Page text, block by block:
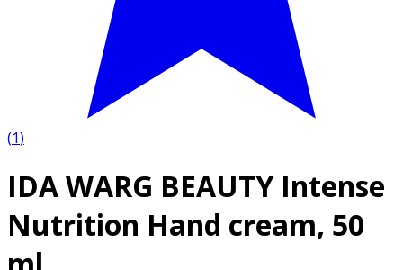
(1)
IDA WARG BEAUTY Intense
Nutrition Hand cream, 50